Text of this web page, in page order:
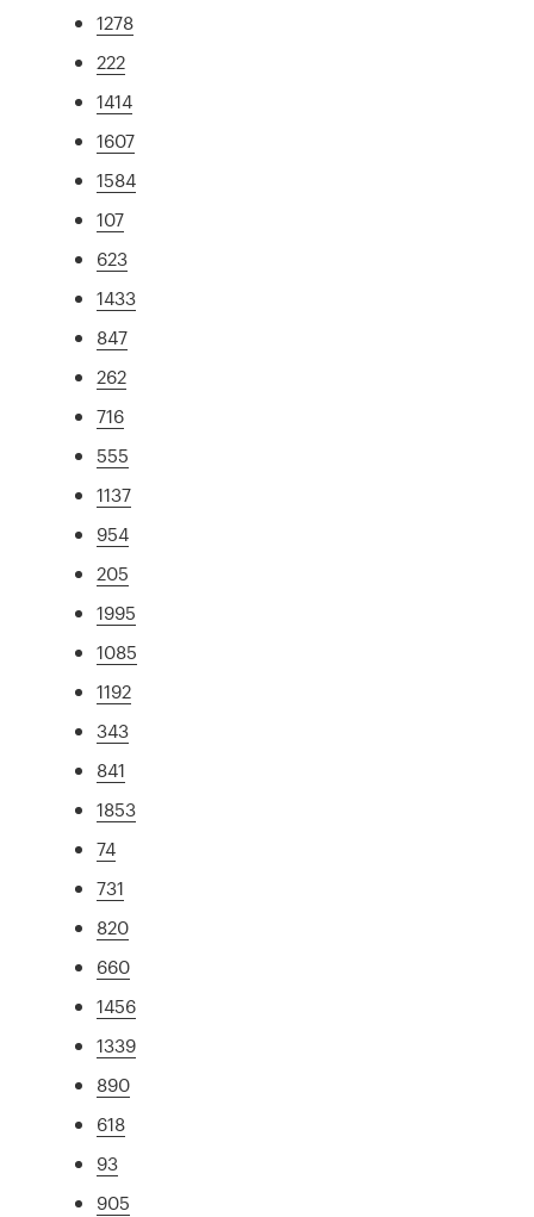
1278
222
1414
1607
1584
107
623
1433
847
262
716
555
1137
954
205
1995
1085
1192
343
841
1853
74
731
820
660
1456
1339
890
618
93
905